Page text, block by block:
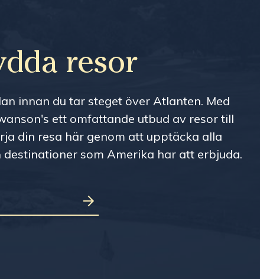
resor
innan du tar steget över Atlanten. Med
ett omfattande utbud av resor till
din resa här genom att upptäcka alla
som Amerika har att erbjuda.